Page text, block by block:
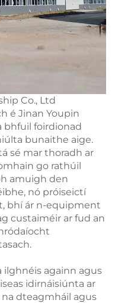
Co., Ltd
é Jinan Youpin
bhfuil foirdionad
bunaithe aige.
sé mar thoradh ar
go rathúil
amuigh den
nó próiseictí
bhí ár n-equipment
custaiméir ar fud an
againn agus
idirnáisiúnta ar
na dteagmháil agus